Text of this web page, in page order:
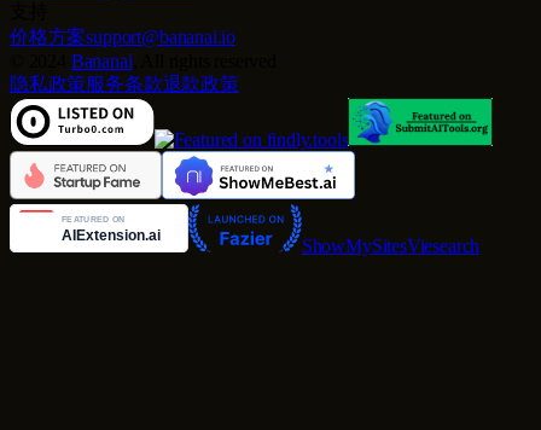
价格方案support@bananai.io
Bananai
隐私政策服务条款退款政策
ShowMySitesViesearch